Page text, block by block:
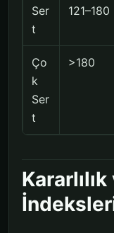
Ser
t
121–180
Ço
k
Ser
t
>180